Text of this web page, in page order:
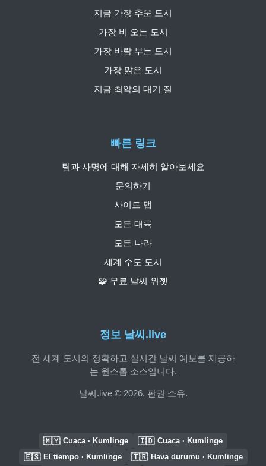
정보 날씨.live
전 세계 도시의 정확하고 실시간 날씨 예보를 제공하
는 원스톱 소스입니다.
날씨.live © 2026. 판권 소유.
빠른 링크
팀과 사명에 대해 자세히 알아보세요
문의하기
사이트 맵
모든 대륙
모든 나라
세계 수도 도시
🧩 무료 날씨 위젯
지금 가장 추운 도시
가장 비 오는 도시
가장 바람 부는 도시
가장 맑은 도시
지금 최악의 대기 질
🇲🇾 Cuaca · Kumlinge 🇮🇩 Cuaca · Kumlinge
🇪🇸 El tiempo · Kumlinge 🇹🇷 Hava durumu · Kumlinge